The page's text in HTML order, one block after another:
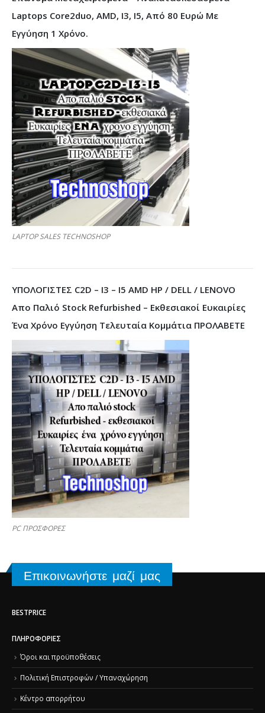
Laptops Core2duo, AMD, I3, I5, Από 80 Ευρώ Με
Εγγύηση 1 Χρόνο.
LAPTOP SALES TECHNOSHOP
ΥΠΟΛΟΓΙΣΤΕΣ C2D – I3 – I5 AMD HP / DELL / LENOVO
Απο Παλιό Stock Refurbished – Εκθεσιακοί Ευκαιρίες
Ένα Χρόνο Εγγύηση Τελευταία Κομμάτια ΠΡΟΛΑΒΕΤΕ
PC ΠΡΟΣΦΟΡΕΣ
Επικοινωνήστε μαζί μας
BESTPRICE
ΠΛΗΡΟΦΟΡΊΕΣ
Όροι και προϋποθέσεις
Πολιτική Επιστροφών / Υπαναχώρηση
Κέντρο απορρήτου